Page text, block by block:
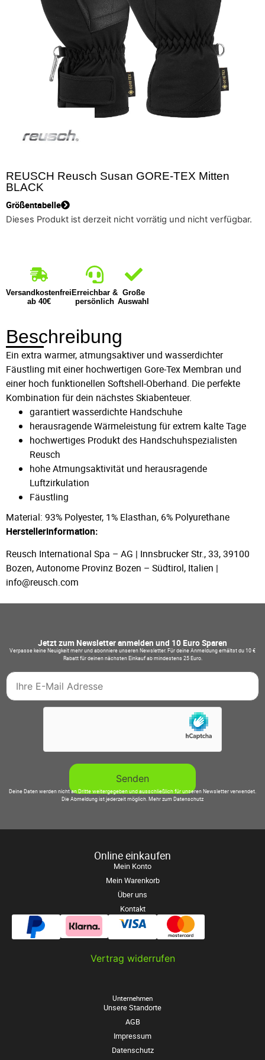
REUSCH Reusch Susan GORE-TEX Mitten
BLACK
Größentabelle
Dieses Produkt ist derzeit nicht vorrätig und nicht verfügbar.
Versandkostenfrei
ab 40€
Erreichbar &
persönlich
Große
Auswahl
Beschreibung
Ein extra warmer, atmungsaktiver und wasserdichter
Fäustling mit einer hochwertigen Gore-Tex Membran und
einer hoch funktionellen Softshell-Oberhand. Die perfekte
Kombination für dein nächstes Skiabenteuer.
garantiert wasserdichte Handschuhe
herausragende Wärmeleistung für extrem kalte Tage
hochwertiges Produkt des Handschuhspezialisten
Reusch
hohe Atmungsaktivität und herausragende
Luftzirkulation
Fäustling
Material: 93% Polyester, 1% Elasthan, 6% Polyurethane
Herstellerinformation:
Reusch International Spa – AG | Innsbrucker Str., 33, 39100
Bozen, Autonome Provinz Bozen – Südtirol, Italien |
info@reusch.com
Jetzt zum Newsletter anmelden und 10 Euro Sparen
Verpasse keine Neuigkeit mehr und abonniere unseren Newsletter. Für deine Anmeldung erhältst du 10 €
Rabatt für deinen nächsten Einkauf ab mindestens 25 Euro.
Deine Daten werden nicht an Dritte weitergegeben und ausschließlich für unseren Newsletter verwendet.
Die Abmeldung ist jederzeit möglich.Mehr zum Datenschutz
Online einkaufen
Mein Konto
Mein Warenkorb
Über uns
Kontakt
Vertrag widerrufen
Unternehmen
Unsere Standorte
AGB
Impressum
Datenschutz